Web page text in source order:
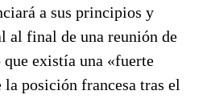
a sus principios y
al final de una reunión de
que existía una «fuerte
la posición francesa tras el